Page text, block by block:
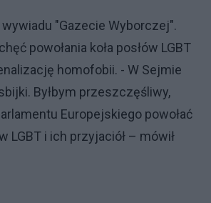
"Gazecie Wyborczej".
powołania koła posłów LGBT
homofobii. - W Sejmie
Byłbym przeszczęśliwy,
Europejskiego powołać
LGBT i ich przyjaciół – mówił